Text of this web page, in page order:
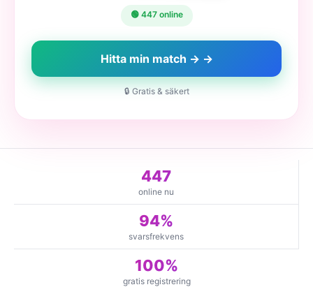
🟢 447 online
Hitta min match → →
🔒 Gratis & säkert
447
online nu
94%
svarsfrekvens
100%
gratis registrering